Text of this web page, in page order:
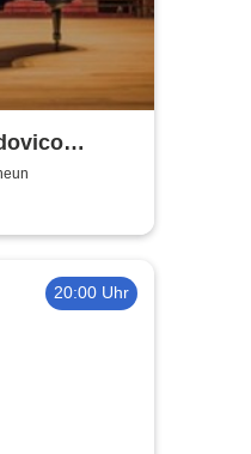
20:00 Uhr